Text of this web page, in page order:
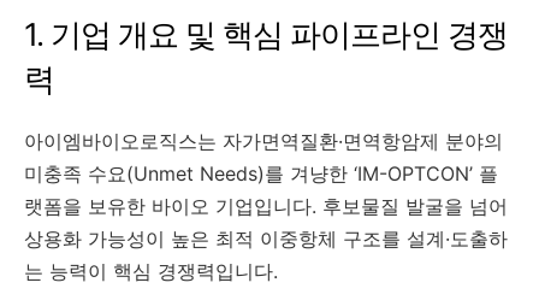
1. 기업 개요 및 핵심 파이프라인 경쟁
력
아이엠바이오로직스는 자가면역질환·면역항암제 분야의
미충족 수요(Unmet Needs)를 겨냥한 ‘IM-OPTCON’ 플
랫폼을 보유한 바이오 기업입니다. 후보물질 발굴을 넘어
상용화 가능성이 높은 최적 이중항체 구조를 설계·도출하
는 능력이 핵심 경쟁력입니다.